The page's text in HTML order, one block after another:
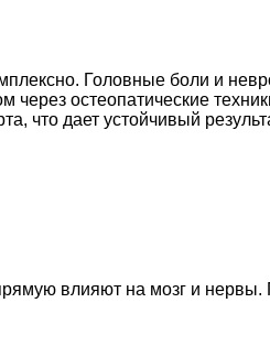
Головные боли и
остеопатические
что дает устойчивый
влияют на мозг и